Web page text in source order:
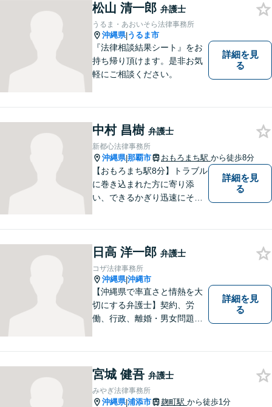
尽力します！皆様のご希望を
丁寧にお聞きします。【牧志
駅・安里駅から徒歩圏】
松山 清一郎 弁護士
うるま・あおいそら法律事務所
沖縄県|うるま市
『法律相談結果シート』をお
持ち帰り頂けます。是非お気
軽にご相談ください。
詳細を見
る
中村 昌樹 弁護士
新都心法律事務所
沖縄県|那覇市 おもろまち駅 から徒歩8分
【おもろまち駅8分】トラブル
に巻き込まれた方に寄り添
い、できるかぎり迅速にそし
婚、借金、相続、交通事故
等、生活上のトラブルがござ
いましたら、お気軽にご相談
下さい。
詳細を見
る
日高 洋一郎 弁護士
コザ法律事務所
沖縄県|沖縄市
【沖縄県で率直さと情熱を大
切にする弁護士】契約、労
働、行政、離婚・男女問題、
っております。お困りごとが
あれば、一度ご相談くださ
い。
詳細を見
る
宮城 健吾 弁護士
みやぎ法律事務所
沖縄県|浦添市 麹町駅 から徒歩1分